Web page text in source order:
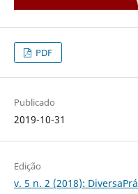
PDF
Publicado
2019-10-31
Edição
v. 5 n. 2 (2018):